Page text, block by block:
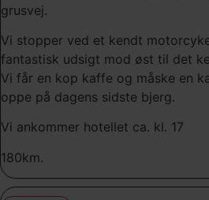
grusvej.
Vi stopper ved et kendt
fantastisk udsigt mod øst til det
Vi får en kop kaffe og måske en
oppe på dagens sidste bjerg.
Vi ankommer hotellet ca. kl. 17
180km.